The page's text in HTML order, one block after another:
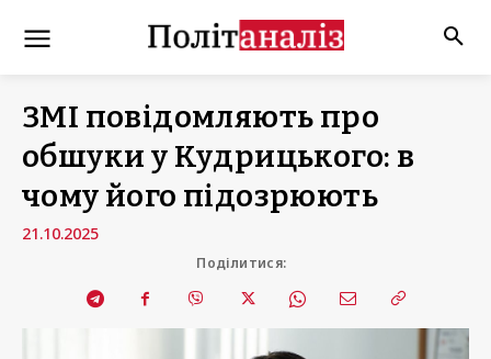
ЗМІ повідомляють про
обшуки у Кудрицького: в
чому його підозрюють
21.10.2025
Поділитися: